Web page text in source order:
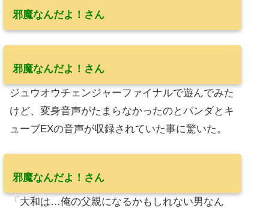
邪魔なんだよ！さん
邪魔なんだよ！さん
ジュウオウチェンジャーファイナルで遊んでみた
けど、変身音声がたまらなかったのとパンダとキ
ューブEXの音声が収録されていた事に驚いた。
邪魔なんだよ！さん
「大和は…俺の父親になるかもしれない男なん